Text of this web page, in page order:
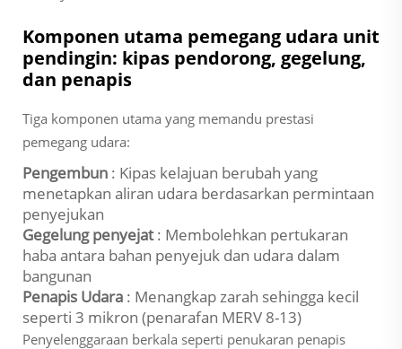
Komponen utama pemegang udara unit
pendingin: kipas pendorong, gegelung,
dan penapis
Tiga komponen utama yang memandu prestasi
pemegang udara:
Pengembun : Kipas kelajuan berubah yang
menetapkan aliran udara berdasarkan permintaan
penyejukan
Gegelung penyejat: Membolehkan pertukaran
haba antara bahan penyejuk dan udara dalam
bangunan
Penapis Udara : Menangkap zarah sehingga kecil
seperti 3 mikron (penarafan MERV 8-13)
Penyelenggaraan berkala seperti penukaran penapis